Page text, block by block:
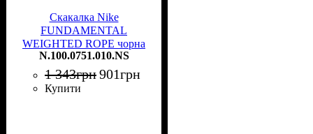
Скакалка Nike
FUNDAMENTAL
WEIGHTED ROPE чорна
N.100.0751.010.NS
N.100.0751.010.NS
1 343грн901грн
Купити